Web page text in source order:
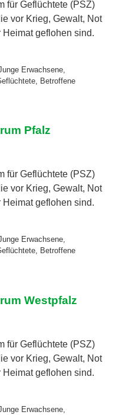
für Geflüchtete (PSZ)
vor Krieg, Gewalt, Not
geflohen sind.
Erwachsene
Betroffene
Pfalz
für Geflüchtete (PSZ)
vor Krieg, Gewalt, Not
geflohen sind.
Erwachsene,
, Betroffene
Westpfalz
für Geflüchtete (PSZ)
vor Krieg, Gewalt, Not
geflohen sind.
Erwachsene